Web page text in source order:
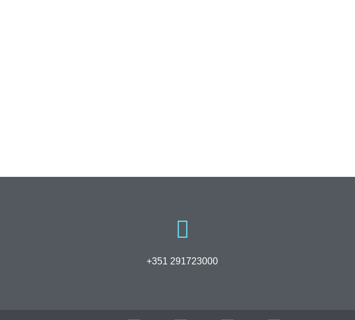
+351 291723000